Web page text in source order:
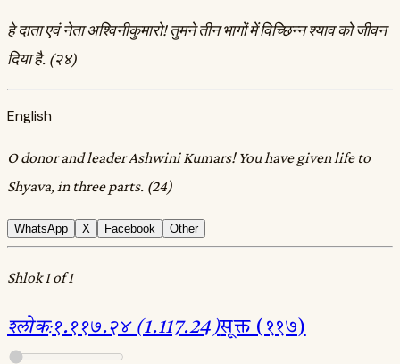
हे दाता एवं नेता अश्विनीकुमारो! तुमने तीन भागों में विच्छिन्न श्याव को जीवन
दिया है. (२४)
English
O donor and leader Ashwini Kumars! You have given life to
Shyava, in three parts. (24)
WhatsApp X Facebook Other
Shlok 1 of 1
श्लोक:१.११७.२४ (1.117.24)सूक्त (११७)